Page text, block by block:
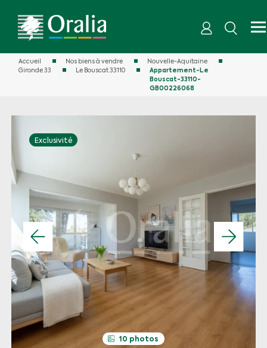
Accueil Nos biens à vendre
Nouvelle-Aquitaine
Gironde 33
Le Bouscat 33110
Appartement-Le
Bouscat-33110-
GB00226068
Exclusivité
10 photos